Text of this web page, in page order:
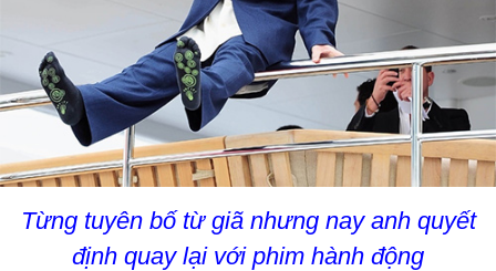
Từng tuyên bố từ giã nhưng nay anh quyết
định quay lại với phim hành động